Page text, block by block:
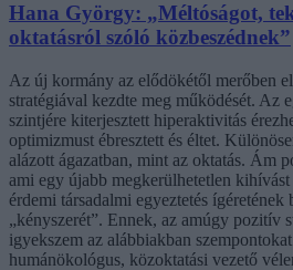
Hana György: „Méltóságot,
oktatásról szóló közbeszédnek”
Az új kormány az elődökétől merőben
stratégiával kezdte meg működését. Az
szintjére kiterjesztett hiperaktivitás
optimizmust ébresztett és éltet.
alázott ágazatban, mint az oktatás. Ám
ami egy újabb megkerülhetetlen
érdemi társadalmi egyeztetés ígéretének
„kényszerét”. Ennek, az amúgy pozitív
igyekszem az alábbiakban
humánökológus, közoktatási vezető